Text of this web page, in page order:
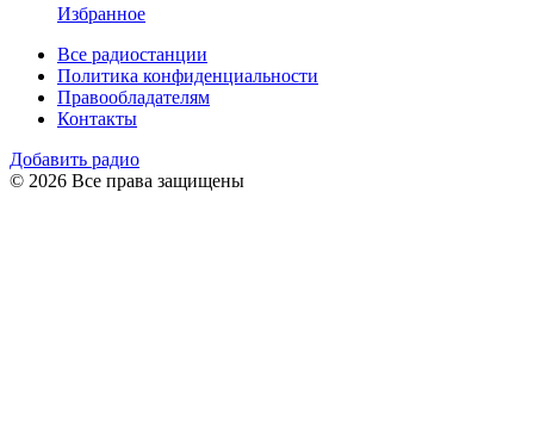
Избранное
Все радиостанции
Политика конфиденциальности
Правообладателям
Контакты
Добавить радио
© 2026 Все права защищены